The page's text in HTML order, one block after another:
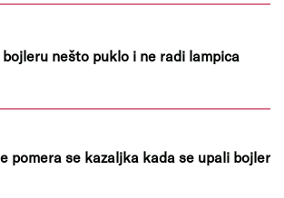
bojleru nešto puklo i ne radi lampica
pomera se kazaljka kada se upali bojler